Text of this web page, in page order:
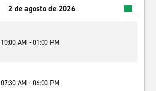
2 de agosto de 2026
10:00 AM - 01:00 PM
07:30 AM - 06:00 PM